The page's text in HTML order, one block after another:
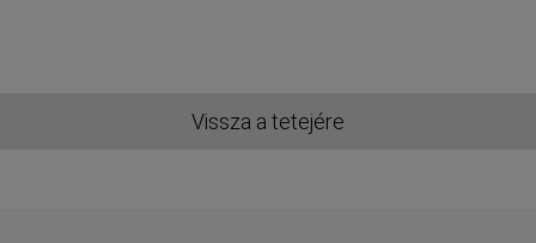
Vissza a tetejére